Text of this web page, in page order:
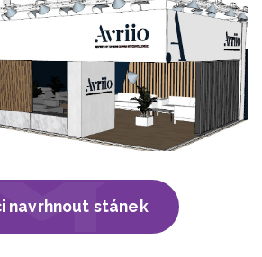
navrhnout stánek